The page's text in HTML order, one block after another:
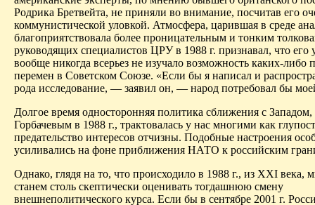
Родрика Бретвейта, не приняли во внимание, посчитав его
коммунистической уловкой. Атмосфера, царившая в среде
благоприятствовала более проницательным и тонким
руководящих специалистов ЦРУ в 1988 г. признавал, что его
вообще никогда всерьез не изучало возможность каких-либо
перемен в Советском Союзе. «Если бы я написал и
рода исследование, — заявил он, — народ потребовал бы
Долгое время односторонняя политика сближения с Западом,
Горбачевым в 1988 г., трактовалась у нас многими как
предательство интересов отчизны. Подобные настроения
усиливались на фоне приближения НАТО к российским
Однако, глядя на то, что происходило в 1988 г., из XXI века,
станем столь скептически оценивать тогдашнюю смену
внешнеполитического курса. Если бы в сентябре 2001 г.